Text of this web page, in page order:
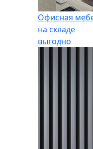
Офисная
на складе
выгодно